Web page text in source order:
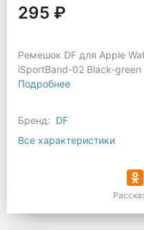
295 ₽
Ремешок DF для Apple
iSportBand-02 Black-green
Подробнее
Бренд: DF
Все характеристики